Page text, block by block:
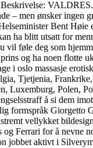
– men ønsker ingen
Bent Høie
ha blitt utsatt for
vil føle deg som
og ha noen flotte
i oslo massasje
Tjetjenia,
Luxemburg, Polen,
å si dem
formspråk Giorgetto
vellykket
Ferrari for å nevne
jobbet aktivt i